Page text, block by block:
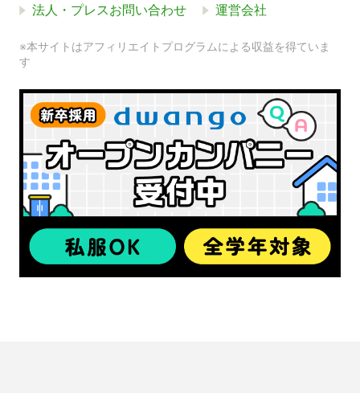
法人・プレスお問い合わせ 運営会社
※本サイトはアフィリエイトプログラムによる収益を得ていま
す